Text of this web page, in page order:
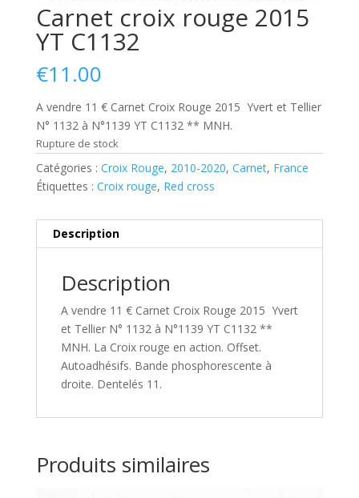
Carnet croix rouge 2015
YT C1132
€11.00
A vendre 11 € Carnet Croix Rouge 2015 Yvert et Tellier
N° 1132 à N°1139 YT C1132 ** MNH.
Rupture de stock
Catégories : Croix Rouge, 2010-2020, Carnet, France
Étiquettes : Croix rouge, Red cross
Description
Description
A vendre 11 € Carnet Croix Rouge 2015 Yvert
et Tellier N° 1132 à N°1139 YT C1132 **
MNH. La Croix rouge en action. Offset.
Autoadhésifs. Bande phosphorescente à
droite. Dentelés 11.
Produits similaires